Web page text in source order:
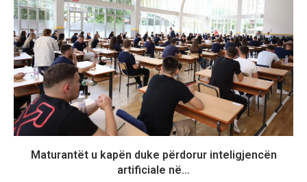
Maturantët u kapën duke përdorur inteligjencën
artificiale në...